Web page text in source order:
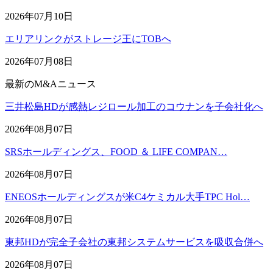
2026年07月10日
エリアリンクがストレージ王にTOBへ
2026年07月08日
最新のM&Aニュース
三井松島HDが感熱レジロール加工のコウナンを子会社化へ
2026年08月07日
SRSホールディングス、FOOD ＆ LIFE COMPAN…
2026年08月07日
ENEOSホールディングスが米C4ケミカル大手TPC Hol…
2026年08月07日
東邦HDが完全子会社の東邦システムサービスを吸収合併へ
2026年08月07日